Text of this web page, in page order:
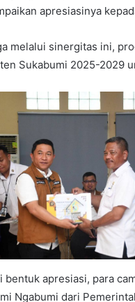
apresiasinya
melalui sinergitas ini,
Sukabumi 2025-2029
bentuk apresiasi, para
Ngabumi dari